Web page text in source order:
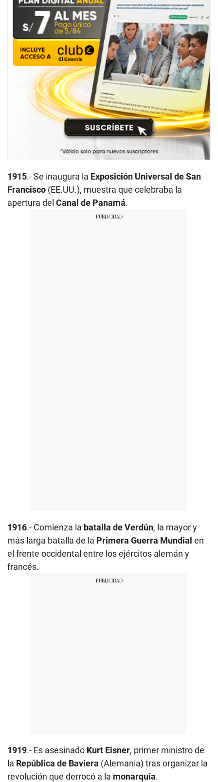
1915.- Se inaugura la Exposición Universal de San
Francisco (EE.UU.), muestra que celebraba la
apertura del Canal de Panamá.
1916.- Comienza la batalla de Verdún, la mayor y
más larga batalla de la Primera Guerra Mundial en
el frente occidental entre los ejércitos alemán y
francés.
1919.- Es asesinado Kurt Eisner, primer ministro de
la República de Baviera (Alemania) tras organizar la
revolución que derrocó a la monarquía.